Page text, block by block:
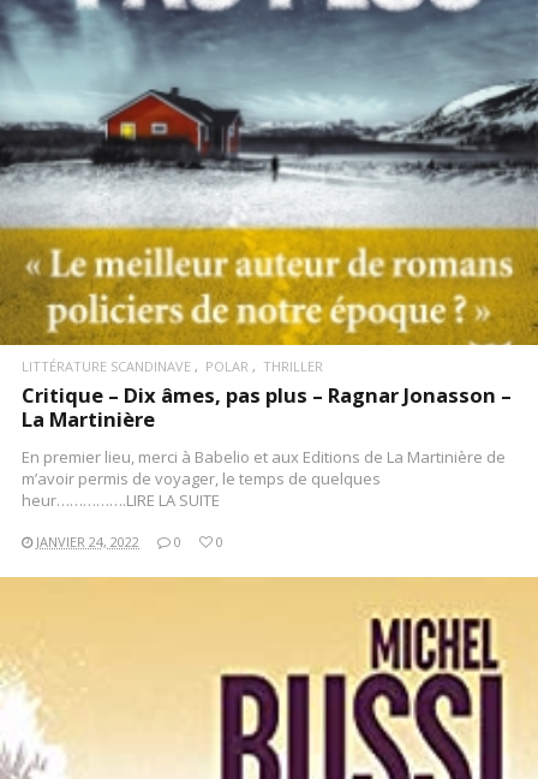
LITTÉRATURE SCANDINAVE POLAR THRILLER
Critique – Dix âmes, pas plus – Ragnar Jonasson –
La Martinière
En premier lieu, merci à Babelio et aux Editions de La Martinière de
m’avoir permis de voyager, le temps de quelques
heur…………….LIRE LA SUITE
JANVIER 24, 2022 0 0